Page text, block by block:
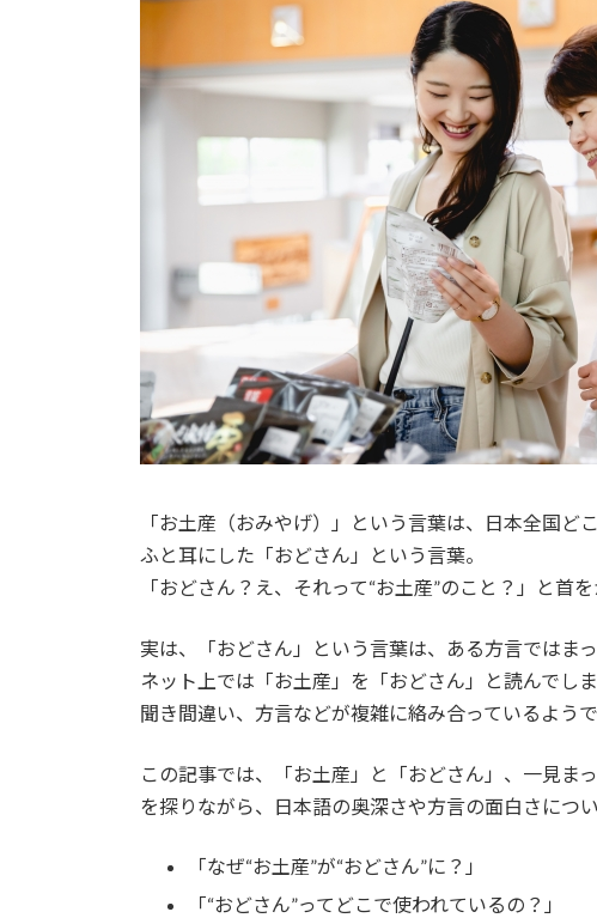
「お土産（おみやげ）」という言葉は、日本全国
ふと耳にした「おどさん」という言葉。
「おどさん？え、それって“お土産”のこと？」と首
実は、「おどさん」という言葉は、ある方言ではま
ネット上では「お土産」を「おどさん」と読んでし
聞き間違い、方言などが複雑に絡み合っているようで
この記事では、「お土産」と「おどさん」、一見ま
を探りながら、日本語の奥深さや方言の面白さにつ
「なぜ“お土産”が“おどさん”に？」
「“おどさん”ってどこで使われているの？」